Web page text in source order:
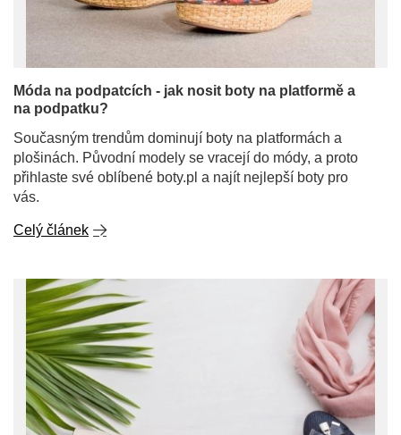
Móda na podpatcích - jak nosit boty na platformě a
na podpatku?
Současným trendům dominují boty na platformách a
plošinách. Původní modely se vracejí do módy, a proto
přihlaste své oblíbené boty.pl a najít nejlepší boty pro
vás.
Celý článek